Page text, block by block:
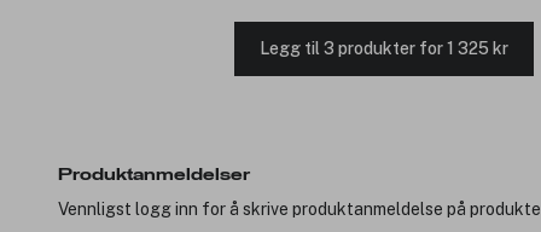
Legg til 3 produkter for 1 325 kr
Produktanmeldelser
Vennligst logg inn for å skrive produktanmeldelse på